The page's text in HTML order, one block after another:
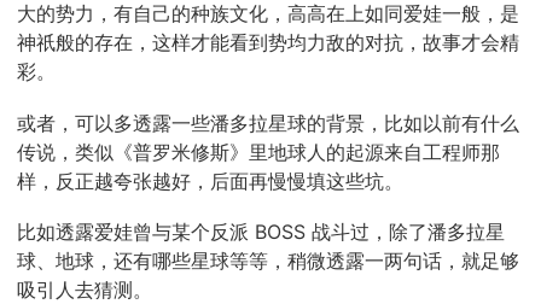
大的势力，有自己的种族文化，高高在上如同爱娃一般，是
神祇般的存在，这样才能看到势均力敌的对抗，故事才会精
彩。
或者，可以多透露一些潘多拉星球的背景，比如以前有什么
传说，类似《普罗米修斯》里地球人的起源来自工程师那
样，反正越夸张越好，后面再慢慢填这些坑。
比如透露爱娃曾与某个反派 BOSS 战斗过，除了潘多拉星
球、地球，还有哪些星球等等，稍微透露一两句话，就足够
吸引人去猜测。